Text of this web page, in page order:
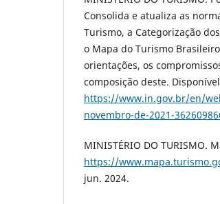
Consolida e atualiza as
Turismo, a Categorização
o Mapa do Turismo
orientações, os
composição deste.
https://www.in.gov.br/en/
novembro-de-2021-
MINISTÉRIO DO TURISMO.
https://
jun. 2024.